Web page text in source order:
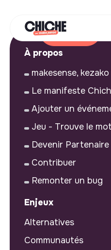
À propos
makesense, kezako
Le manifeste
Ajouter un
Jeu - Trouve le
Devenir Partenaire
Contribuer
Remonter un bug
Enjeux
Alternatives
Communautés